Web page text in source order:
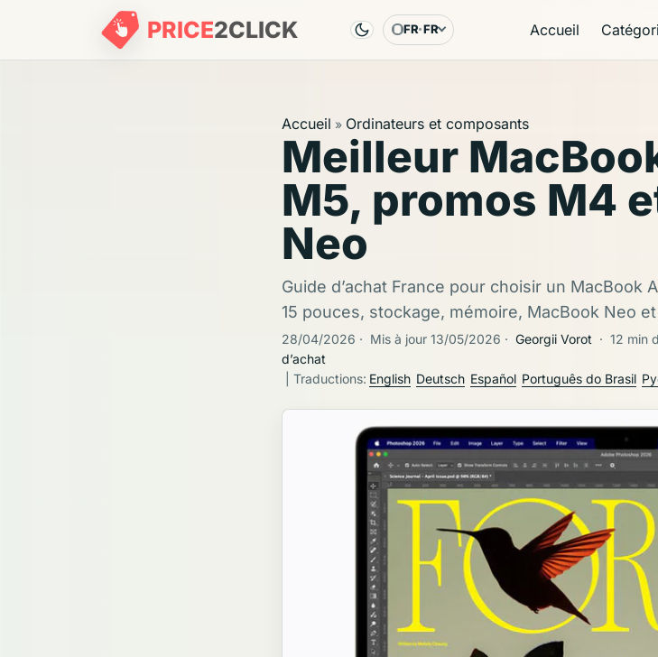
PRICE2CLICK Langue et région
FR FR Accueil
Accueil » Ordinateurs et composants
Meilleur
M5, promos M4
Neo
Guide d’achat France pour choisir un MacBook
15 pouces, stockage, mémoire, MacBook Neo
28/04/2026 · Mis à jour 13/05/2026 · Georgii Vorot · 12 min
d’achat
| Traductions: English Deutsch Español Português do Brasil